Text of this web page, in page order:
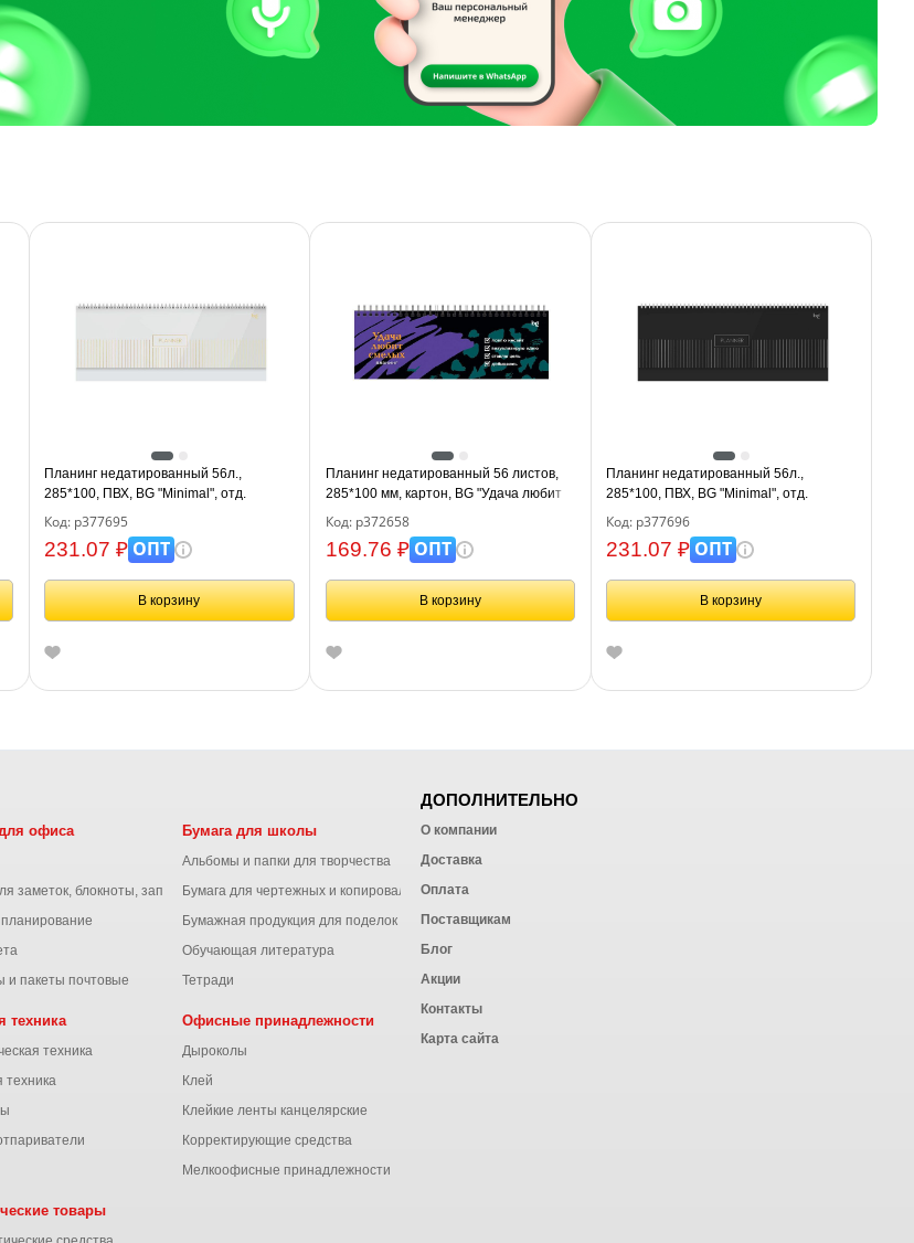
Планинг недатированный 56л.,
285*100, ПВХ, BG "Minimal", отд.
фольгой, мягкий гребень, белый
Код: р377695
231.07 ₽ОПТ
В корзину
Планинг недатированный 56 листов,
285*100 мм, картон, BG "Удача любит
смелых"
Код: р372658
169.76 ₽ОПТ
В корзину
Планинг недатированный 56л.,
285*100, ПВХ, BG "Minimal", отд.
фольгой, мягкий гребень, черный
Код: р377696
231.07 ₽ОПТ
В корзину
офиса
заметок, блокноты, записные книжки
и пакеты почтовые
Бумага для школы
Альбомы и папки для творчества
Бумага для чертежных и копировальных работ
Бумажная продукция для поделок
Обучающая литература
Тетради
техника
техника
техника
Офисные принадлежности
Дыроколы
Клей
Клейкие ленты канцелярские
Корректирующие средства
Мелкоофисные принадлежности
товары
ДОПОЛНИТЕЛЬНО
О компании
Доставка
Оплата
Поставщикам
Блог
Акции
Контакты
Карта сайта